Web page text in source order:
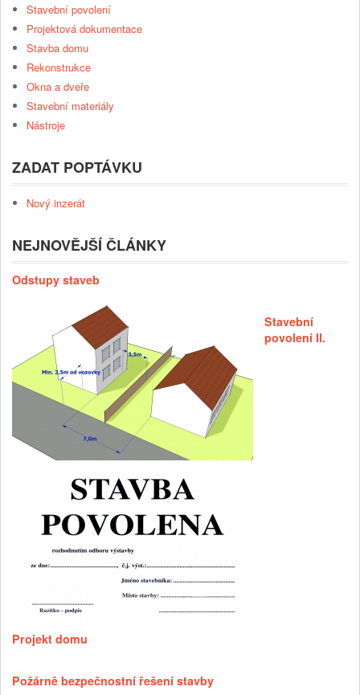
Stavební povolení
Projektová dokumentace
Stavba domu
Rekonstrukce
Okna a dveře
Stavební materiály
Nástroje
ZADAT POPTÁVKU
Nový inzerát
NEJNOVĚJŠÍ ČLÁNKY
Odstupy staveb
Stavební
povolení II.
Projekt domu
Požárně bezpečnostní řešení stavby